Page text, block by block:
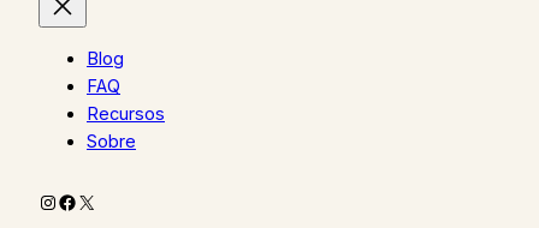
Blog
FAQ
Recursos
Sobre
Instagram
Facebook
X